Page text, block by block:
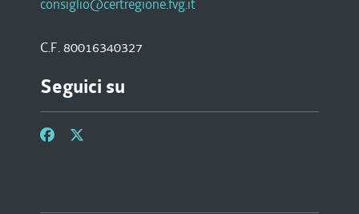
consiglio@certregione.fvg.it
C.F. 80016340327
Seguici su